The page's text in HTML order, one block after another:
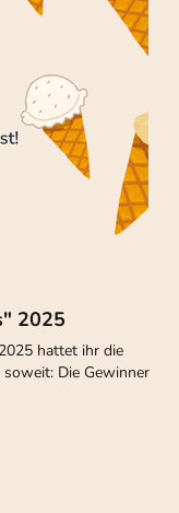
2025
hattet ihr die
Die Gewinner